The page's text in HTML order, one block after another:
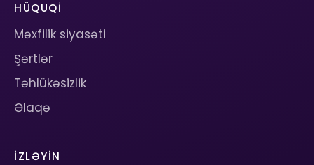
HÜQUQI
Məxfilik siyasəti
Şərtlər
Təhlükəsizlik
Əlaqə
İZLƏYIN